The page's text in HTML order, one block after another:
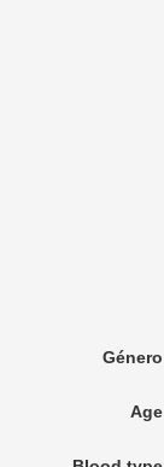
Género
Age